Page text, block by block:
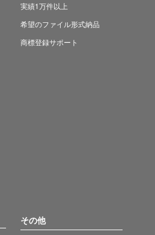
実績1万件以上
希望のファイル形式納品
商標登録サポート
その他